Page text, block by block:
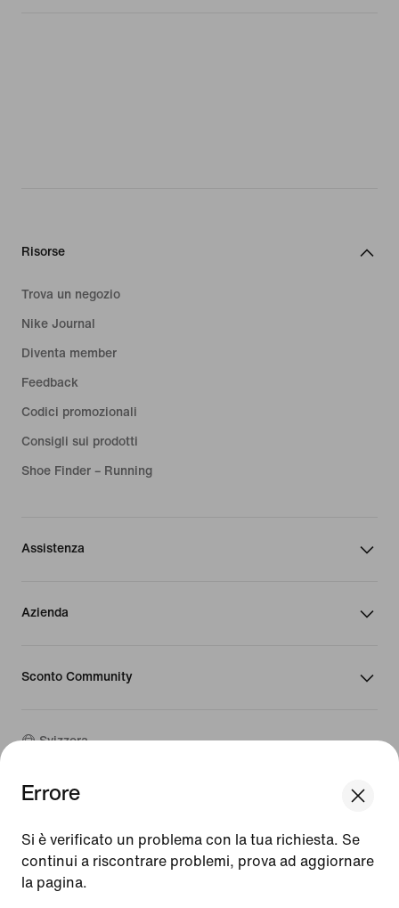
Update your location?
Svizzera
Errore
Si è verificato un problema con la tua richiesta. Se
continui a riscontrare problemi, prova ad aggiornare
la pagina.
Risorse
Trova un negozio
Nike Journal
Diventa member
Feedback
Codici promozionali
Consigli sui prodotti
Shoe Finder – Running
Assistenza
Azienda
Sconto Community
Svizzera
©2026 Nike, Inc. Tutti i diritti riservati
Condizioni d'uso
Condizioni di vendita
Dati aziendali